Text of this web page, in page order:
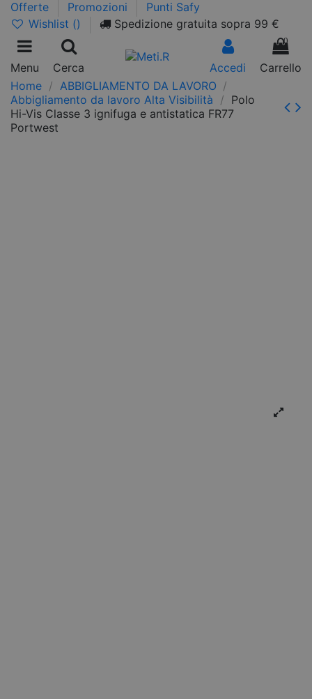
Offerte Promozioni
Punti Safy
Wishlist () Spedizione gratuita sopra 99 €
Menu Cerca Accedi
0
Carrello
Home
ABBIGLIAMENTO DA LAVORO
Abbigliamento da lavoro Alta Visibilità
Polo
Hi-Vis Classe 3 ignifuga e antistatica FR77
Portwest